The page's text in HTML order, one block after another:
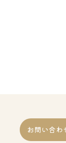
お問い合わ